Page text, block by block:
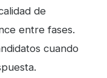
de
entre fases.
cuando